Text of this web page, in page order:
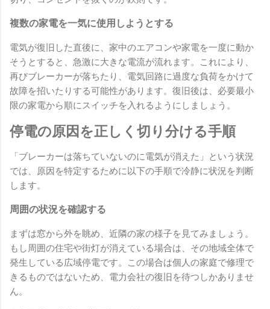
複数の家電を一気に使用しようとする
電気が復旧した直後に、家中のエアコンや家電を一度に動か
そうとすると、急激に大きな電流が流れます。これにより、
再びブレーカーが落ちたり、電気回路に過度な負荷をかけて
故障を招いたりする可能性があります。復旧後は、必要最小
限の家電から順にスイッチを入れるようにしましょう。
停電の原因を正しく切り分ける手順
「ブレーカーは落ちていないのに電気が消えた」という状況
では、原因を特定するために以下の手順で冷静に状況を判断
します。
周囲の状況を確認する
まずは窓から外を眺め、近隣の家の様子を見てみましょう。
もし周囲の住宅や街灯が消えている場合は、その地域全体で
発生している広域停電です。この場合は個人の家庭で修理で
きるものではないため、電力会社の復旧を待つしかありませ
ん。